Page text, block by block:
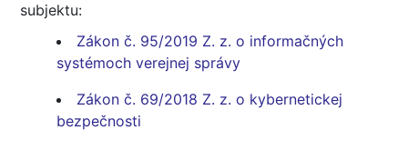
subjektu:
Zákon č. 95/2019 Z. z. o informačných
systémoch verejnej správy
Zákon č. 69/2018 Z. z. o kybernetickej
bezpečnosti